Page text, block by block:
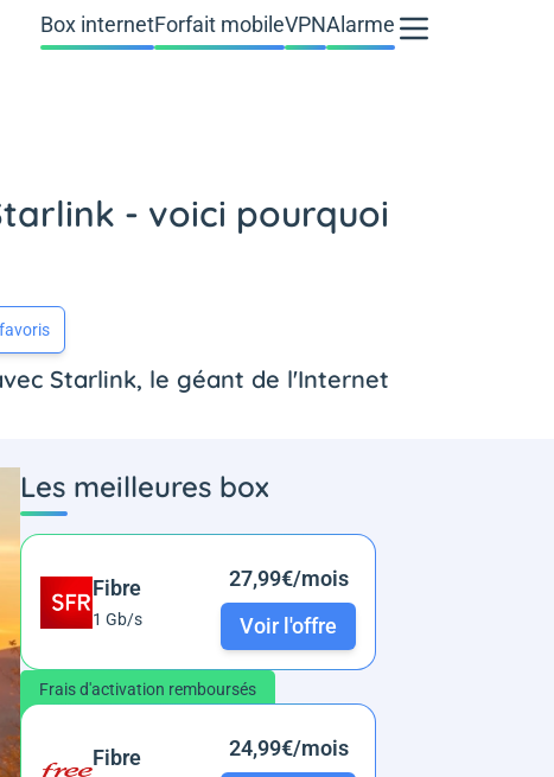
Box internetForfait mobileVPNAlarme
- voici pourquoi
Starlink, le géant de l'Internet
Les meilleures box
Fibre
1 Gb/s
27,99€/mois
Voir l'offre
Frais d'activation remboursés
Fibre
24,99€/mois